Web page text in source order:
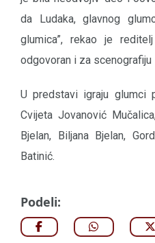
da Ludaka, glavnog
glumica”, rekao je
odgovoran i za
U predstavi igraju glumci
Cvijeta Jovanović
Bjelan, Biljana Bjelan,
Batinić.
Podeli: